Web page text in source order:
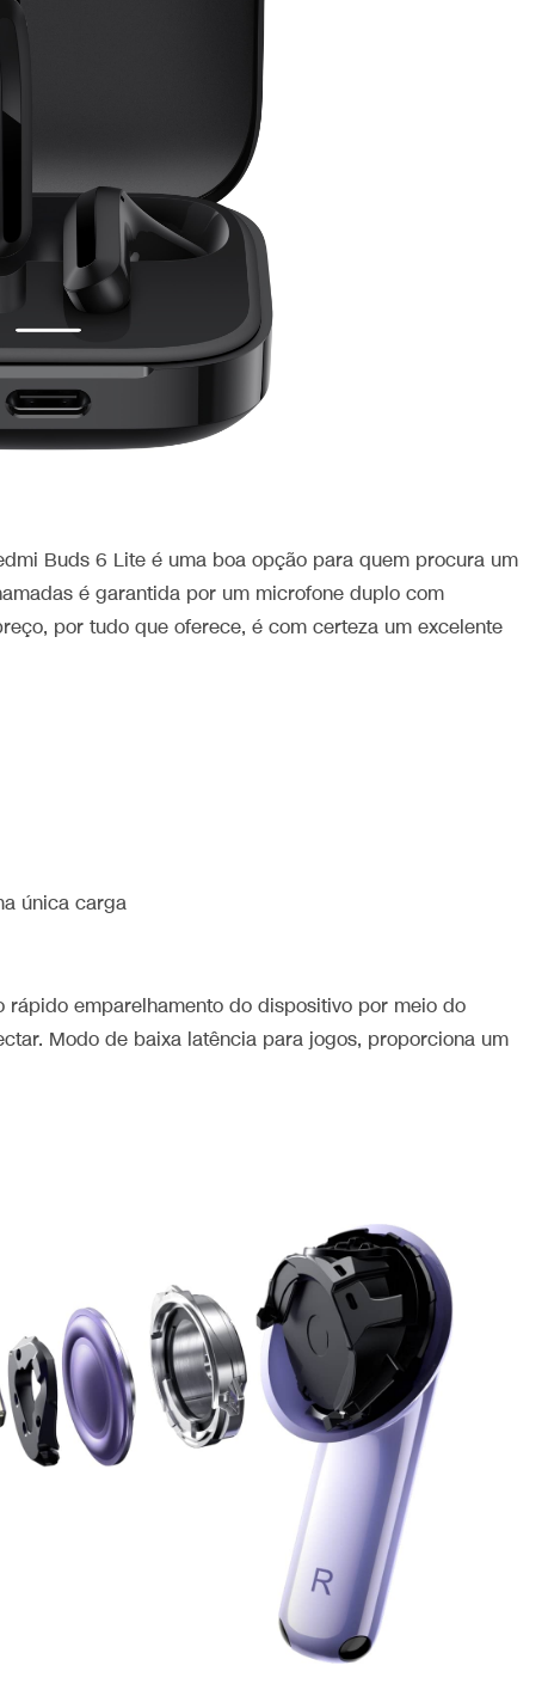
Buds 6 Lite é uma boa opção para quem procura um
é garantida por um microfone duplo com
por tudo que oferece, é com certeza um excelente
única carga
emparelhamento do dispositivo por meio do
Modo de baixa latência para jogos, proporciona um